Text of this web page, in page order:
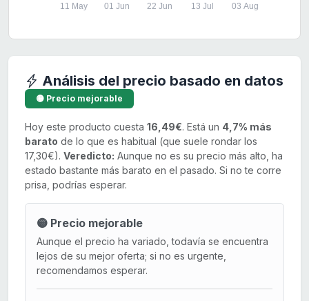
11 May 01 Jun 22 Jun 13 Jul 03 Aug
Análisis del precio basado en datos
🟡 Precio mejorable
Hoy este producto cuesta 16,49€. Está un 4,7% más
barato de lo que es habitual (que suele rondar los
17,30€). Veredicto: Aunque no es su precio más alto, ha
estado bastante más barato en el pasado. Si no te corre
prisa, podrías esperar.
🟡 Precio mejorable
Aunque el precio ha variado, todavía se encuentra
lejos de su mejor oferta; si no es urgente,
recomendamos esperar.